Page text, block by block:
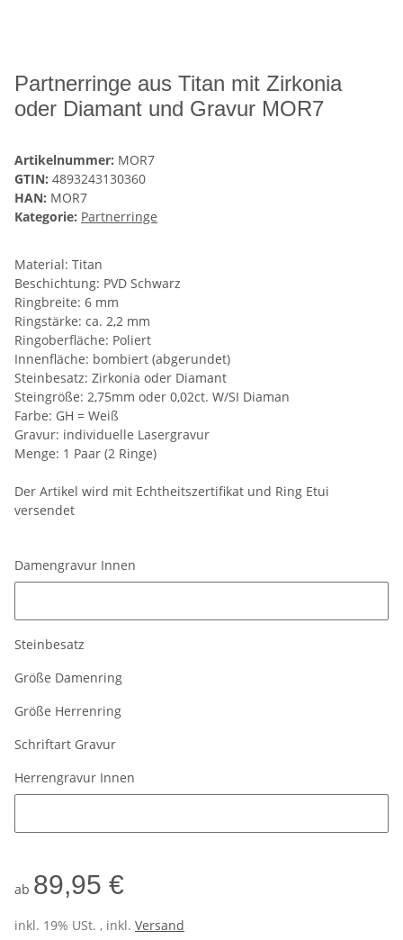
Partnerringe aus Titan mit Zirkonia
oder Diamant und Gravur MOR7
Artikelnummer: MOR7
GTIN: 4893243130360
HAN: MOR7
Kategorie: Partnerringe
Material: Titan
Beschichtung: PVD Schwarz
Ringbreite: 6 mm
Ringstärke: ca. 2,2 mm
Ringoberfläche: Poliert
Innenfläche: bombiert (abgerundet)
Steinbesatz: Zirkonia oder Diamant
Steingröße: 2,75mm oder 0,02ct. W/SI Diaman
Farbe: GH = Weiß
Gravur: individuelle Lasergravur
Menge: 1 Paar (2 Ringe)
Der Artikel wird mit Echtheitszertifikat und Ring Etui
versendet
Damengravur Innen
Steinbesatz
Größe Damenring
Größe Herrenring
Schriftart Gravur
Herrengravur Innen
ab 89,95 €
inkl. 19% USt. , inkl. Versand